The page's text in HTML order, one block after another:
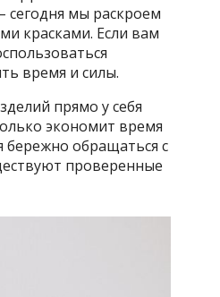
сегодня мы раскроем
красками. Если вам
время и силы.
прямо у себя
экономит время
бережно обращаться с
проверенные